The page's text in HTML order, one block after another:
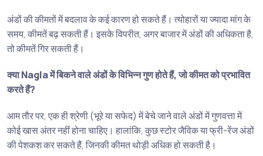
अंडों की कीमतों में बदलाव के कई कारण हो सकते हैं। त्योहारों या ज्यादा मांग के
समय, कीमतें बढ़ सकती हैं। इसके विपरीत, अगर बाजार में अंडों की अधिकता है,
तो कीमतें गिर सकती हैं।
क्या Nagla में बिकने वाले अंडों के विभिन्न गुण होते हैं, जो कीमत को प्रभावित
करते हैं?
आम तौर पर, एक ही श्रेणी (भूरे या सफेद) में बेचे जाने वाले अंडों में गुणवत्ता में
कोई खास अंतर नहीं होना चाहिए। हालांकि, कुछ स्टोर जैविक या फ्री-रेंज अंडों
की पेशकश कर सकते हैं, जिनकी कीमत थोड़ी अधिक हो सकती है।